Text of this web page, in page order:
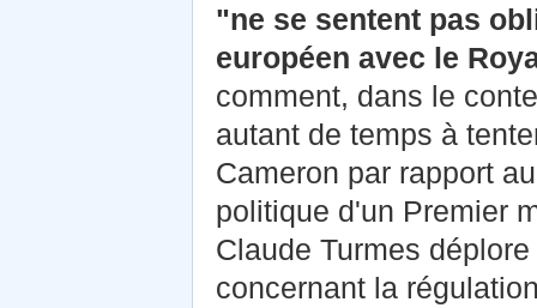
"ne se sentent pas
européen avec le
comment, dans le
autant de temps à
Cameron par rapport
politique d'un Premier
Claude Turmes
concernant la